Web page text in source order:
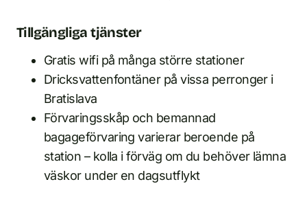
Tillgängliga tjänster
Gratis wifi på många större stationer
Dricksvattenfontäner på vissa perronger i
Bratislava
Förvaringsskåp och bemannad
bagageförvaring varierar beroende på
station – kolla i förväg om du behöver lämna
väskor under en dagsutflykt